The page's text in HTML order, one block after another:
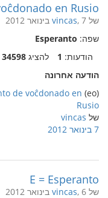
en Rusio
של vincas, 7 בינואר 2012
שפה: Esperanto
הודעות: 1 להציג 34598
הודעה אחרונה
(eo)
de voĉdonado en
Rusio
של vincas
7 בינואר 2012
E = Esperanto
של vincas, 6 בינואר 2012